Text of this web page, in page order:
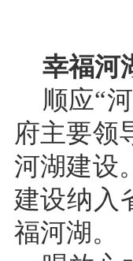
幸福河
顺应“
府主要领
河湖建设
建设纳入
福河湖。